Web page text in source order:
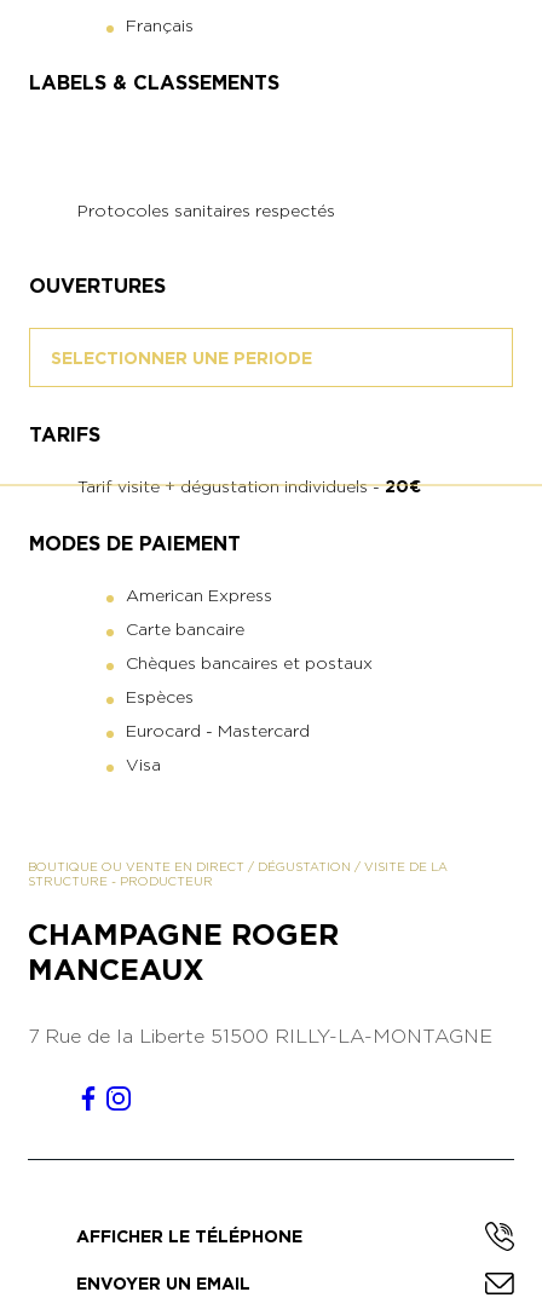
Français
LABELS & CLASSEMENTS
Protocoles sanitaires respectés
OUVERTURES
SELECTIONNER UNE PERIODE
TARIFS
Tarif visite + dégustation individuels -20€
MODES DE PAIEMENT
American Express
Carte bancaire
Chèques bancaires et postaux
Espèces
Eurocard - Mastercard
Visa
BOUTIQUE OU VENTE EN DIRECT / DÉGUSTATION / VISITE DE LA
STRUCTURE - PRODUCTEUR
CHAMPAGNE ROGER
MANCEAUX
7 Rue de la Liberte 51500 RILLY-LA-MONTAGNE
AFFICHER LE TÉLÉPHONE
ENVOYER UN EMAIL